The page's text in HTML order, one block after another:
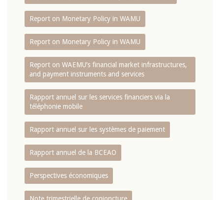
Report on Monetary Policy in WAMU
Report on Monetary Policy in WAMU
Report on WAEMU’s financial market infrastructures,
and payment instruments and services
Rapport annuel sur les services financiers via la
téléphonie mobile
Rapport annuel sur les systèmes de paiement
Rapport annuel de la BCEAO
Perspectives économiques